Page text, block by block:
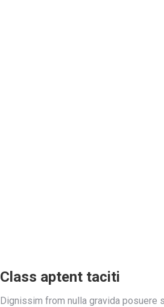
Class aptent taciti
Dignissim from nulla gravida posuere